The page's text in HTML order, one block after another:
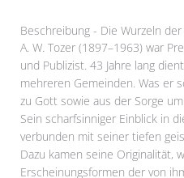
Beschreibung - Die Wurzeln
A. W. Tozer (1897–1963) war
und Publizist. 43 Jahre lang
mehreren Gemeinden. Was er
zu Gott sowie aus der Sorge
Sein scharfsinniger Einblick in
verbunden mit seiner tiefen
Dazu kamen seine Originalität,
Erscheinungsformen der von